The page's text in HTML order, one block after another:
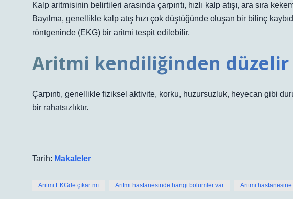
Kalp aritmisinin belirtileri arasında çarpıntı, hızlı kalp atışı, ara sıra
Bayılma, genellikle kalp atış hızı çok düştüğünde oluşan bir bilinç
röntgeninde (EKG) bir aritmi tespit edilebilir.
Aritmi kendiliğinden düzelir
Çarpıntı, genellikle fiziksel aktivite, korku, huzursuzluk, heyecan gibi
bir rahatsızlıktır.
Tarih: Makaleler
Aritmi EKGde çıkar mı Aritmi hastanesinde hangi bölümler var Aritmi